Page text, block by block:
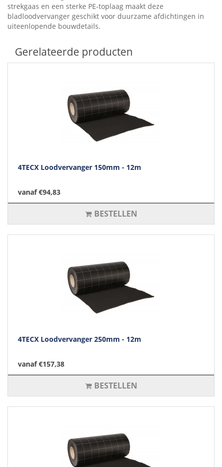
strekgaas en een sterke PE-toplaag maakt deze
bladloodvervanger geschikt voor duurzame afdichtingen in
uiteenlopende bouwdetails.
Gerelateerde producten
4TECX Loodvervanger 150mm - 12m
vanaf €94,83
BESTELLEN
4TECX Loodvervanger 250mm - 12m
vanaf €157,38
BESTELLEN